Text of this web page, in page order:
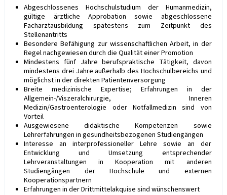
Abgeschlossenes Hochschulstudium der Humanmedizin,
gültige ärztliche Approbation sowie abgeschlossene
Facharztausbildung spätestens zum Zeitpunkt des
Stellenantritts
Besondere Befähigung zur wissenschaftlichen Arbeit, in der
Regel nachgewiesen durch die Qualität einer Promotion
Mindestens fünf Jahre berufspraktische Tätigkeit, davon
mindestens drei Jahre außerhalb des Hochschulbereichs und
möglichst in der direkten Patientenversorgung
Breite medizinische Expertise; Erfahrungen in der
Allgemein-/Viszeralchirurgie, Inneren
Medizin/Gastroenterologie oder Notfallmedizin sind von
Vorteil
Ausgewiesene didaktische Kompetenzen sowie
Lehrerfahrungen in gesundheitsbezogenen Studiengängen
Interesse an interprofessioneller Lehre sowie an der
Entwicklung und Umsetzung entsprechender
Lehrveranstaltungen in Kooperation mit anderen
Studiengängen der Hochschule und externen
Kooperationspartnern
Erfahrungen in der Drittmittelakquise sind wünschenswert